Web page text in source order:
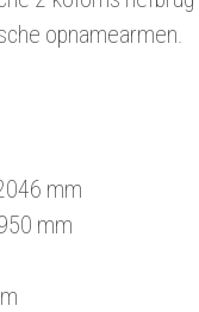
opnamearmen.
mm
mm